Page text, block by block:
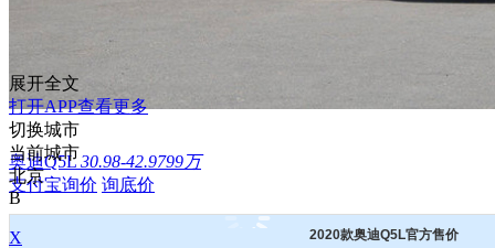
奥迪Q5L 30.98-42.9799万
支付宝询价 询底价
2020款奥迪Q5L官方售价
展开全文
打开APP查看更多
切换城市
当前城市
北京
B
X